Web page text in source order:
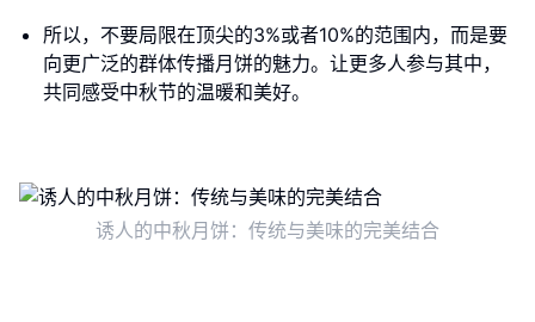
所以，不要局限在顶尖的3%或者10%的范围内，而是要
向更广泛的群体传播月饼的魅力。让更多人参与其中，
共同感受中秋节的温暖和美好。
诱人的中秋月饼：传统与美味的完美结合